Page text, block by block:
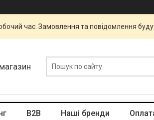
час. Замовлення та повідомлення
B2B Наші бренди